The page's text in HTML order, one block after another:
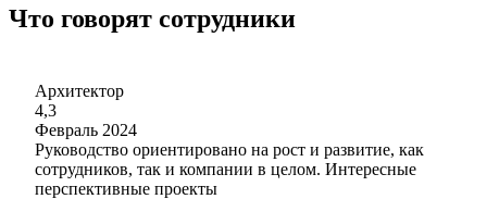
Что говорят сотрудники
Архитектор
4,3
Февраль 2024
Руководство ориентировано на рост и развитие, как
сотрудников, так и компании в целом. Интересные
перспективные проекты